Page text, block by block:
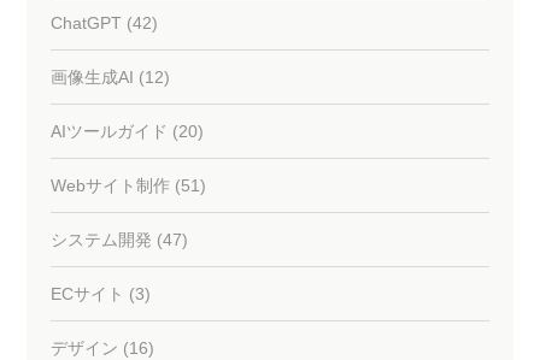
ChatGPT (42)
画像生成AI (12)
AIツールガイド (20)
Webサイト制作 (51)
システム開発 (47)
ECサイト (3)
デザイン (16)